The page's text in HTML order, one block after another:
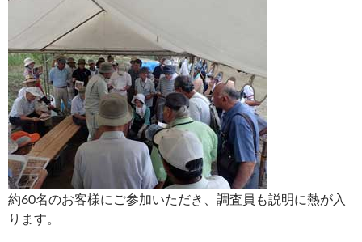
約60名のお客様にご参加いただき、調査員も説明に熱が入
ります。